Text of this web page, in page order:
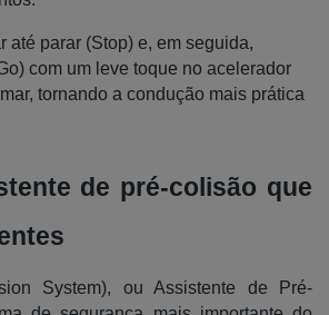
até parar (Stop) e, em seguida,
com um leve toque no acelerador
tornando a condução mais prática
de pré-colisão que
System), ou Assistente de Pré-